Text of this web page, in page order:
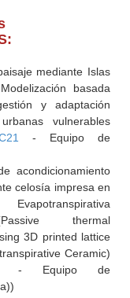
mediante Islas
basada
y adaptación
vulnerables
- Equipo de
acondicionamiento
celosía impresa en
thermal
3D printed lattice
Ceramic)
- Equipo de